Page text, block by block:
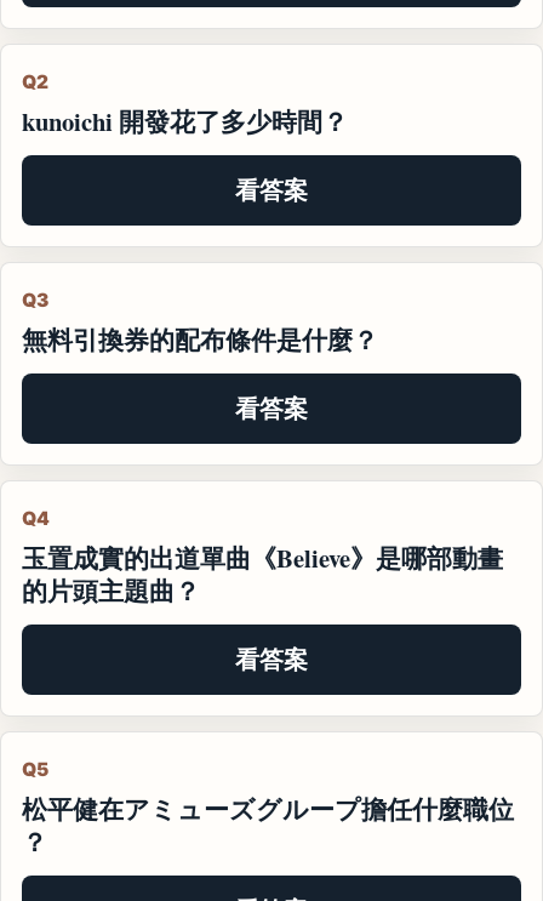
Q2
kunoichi 開發花了多少時間？
看答案
Q3
無料引換券的配布條件是什麼？
看答案
Q4
玉置成實的出道單曲《Believe》是哪部動畫
的片頭主題曲？
看答案
Q5
松平健在アミューズグループ擔任什麼職位
？